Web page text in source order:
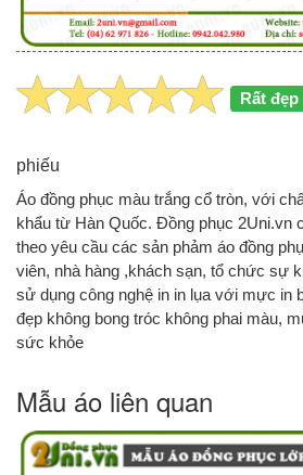
Rất đẹp
phiếu
Áo đồng phục màu trắng cổ tròn, với
khẩu từ Hàn Quốc. Đồng phục 2Uni.vn
theo yêu cầu các sản phảm áo đồng
viên, nhà hàng ,khách sạn, tổ chức sự
sử dụng công nghệ in in lụa với mực in
đẹp không bong tróc không phai màu,
sức khỏe
Mẫu áo liên quan